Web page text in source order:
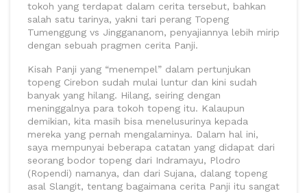
tokoh yang terdapat dalam cerita tersebut, bahkan
salah satu tarinya, yakni tari perang Topeng
Tumenggung vs Jinggananom, penyajiannya lebih mirip
dengan sebuah pragmen cerita Panji.
Kisah Panji yang “menempel” dalam pertunjukan
topeng Cirebon sudah mulai luntur dan kini sudah
banyak yang hilang. Hilang, seiring dengan
meninggalnya para tokoh topeng itu. Kalaupun
demikian, kita masih bisa menelusurinya kepada
mereka yang pernah mengalaminya. Dalam hal ini,
saya mempunyai beberapa catatan yang didapat dari
seorang bodor topeng dari Indramayu, Plodro
(Ropendi) namanya, dan dari Sujana, dalang topeng
asal Slangit, tentang bagaimana cerita Panji itu sangat